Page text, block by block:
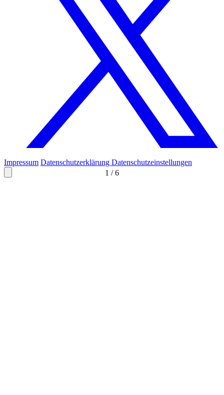
1 /6
Impressum Datenschutzerklärung Datenschutzeinstellungen